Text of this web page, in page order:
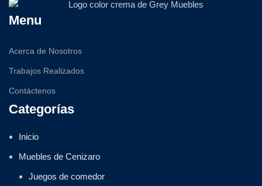
Menu
Acerca de Nosotros
Trabajos Realizados
Contáctenos
Categorías
Inicio
Muebles de Cenizaro
Juegos de comedor